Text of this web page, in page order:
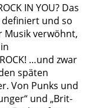
IN YOU? Das
und so
Musik verwöhnt,
…und zwar
späten
Von Punks und
und „Brit-